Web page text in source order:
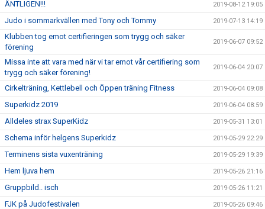
ÄNTLIGEN!!! 2019-08-12 19:05
Judo i sommarkvällen med Tony och Tommy 2019-07-13 14:19
Klubben tog emot certifieringen som trygg och säker
förening
2019-06-07 09:52
Missa inte att vara med när vi tar emot vår certifiering som
trygg och säker förening!
2019-06-04 20:07
Cirkelträning, Kettlebell och Öppen träning Fitness 2019-06-04 09:08
Superkidz 2019 2019-06-04 08:59
Alldeles strax SuperKidz 2019-05-31 13:01
Schema inför helgens Superkidz 2019-05-29 22:29
Terminens sista vuxenträning 2019-05-29 19:39
Hem ljuva hem 2019-05-26 21:16
Gruppbild.. isch 2019-05-26 11:21
FJK på Judofestivalen 2019-05-26 09:46